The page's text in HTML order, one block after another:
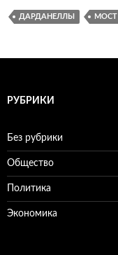
ДАРДАНЕЛЛЫ МОСТ
РУБРИКИ
Без рубрики
Общество
Политика
Экономика